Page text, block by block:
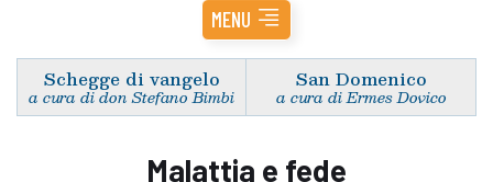
MENU
Schegge di vangelo
a cura di don Stefano Bimbi
San Domenico
a cura di Ermes Dovico
Malattia e fede